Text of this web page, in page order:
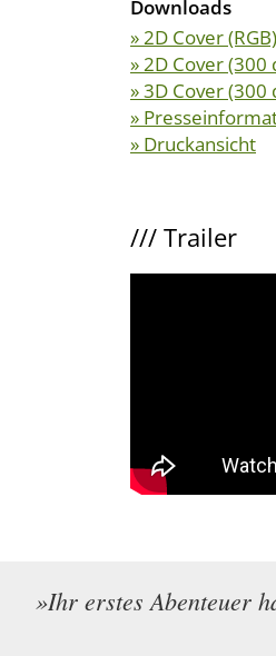
Downloads
» 2D Cover (RGB)
» 2D Cover (300
» 3D Cover (300
»
» Druckansicht
/// Trailer
»Ihr erstes Abenteuer